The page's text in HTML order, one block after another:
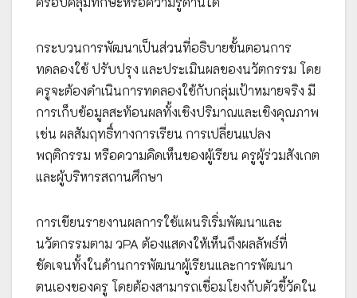
กระบวนการพัฒนาเป็นส่วนที่อธิบายขั้นตอนการ
ทดลองใช้ ปรับปรุง และประเมินผลของนวัตกรรม โดย
ครูจะต้องดำเนินการทดลองใช้กับกลุ่มเป้าหมายจริง มี
การเก็บข้อมูลสะท้อนผลทั้งเชิงปริมาณและเชิงคุณภาพ
เช่น ผลสัมฤทธิ์ทางการเรียน การเปลี่ยนแปลง
พฤติกรรม หรือความคิดเห็นของผู้เรียน ครูผู้ร่วมสังเกต
และผู้บริหารสถานศึกษา
การเขียนรายงานผลการใช้แผนริเริ่มพัฒนาและ
นวัตกรรมตาม วPA ต้องแสดงให้เห็นถึงผลลัพธ์ที่
ชัดเจนทั้งในด้านการพัฒนาผู้เรียนและการพัฒนา
ตนเองของครู โดยต้องสามารถเชื่อมโยงกับตัวชี้วัดใน